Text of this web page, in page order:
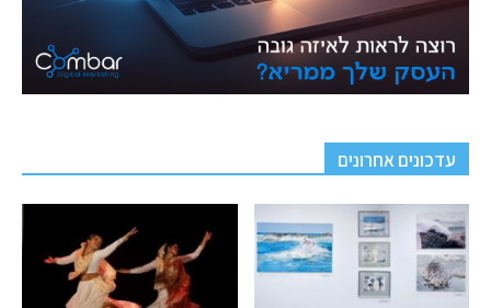
עדכונים אחרונים